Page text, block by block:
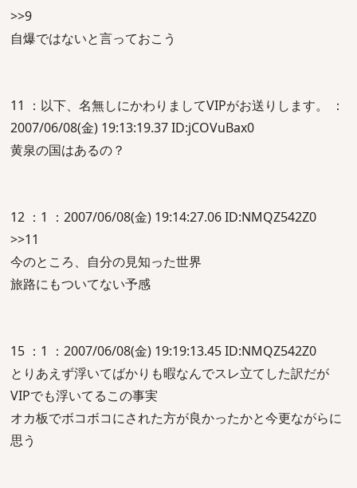
>>9
自爆ではないと言っておこう
11 ：以下、名無しにかわりましてVIPがお送りします。 ：
2007/06/08(金) 19:13:19.37 ID:jCOVuBax0
黄泉の国はあるの？
12 ：1 ：2007/06/08(金) 19:14:27.06 ID:NMQZ542Z0
>>11
今のところ、自分の見知った世界
旅路にもついてない予感
15 ：1 ：2007/06/08(金) 19:19:13.45 ID:NMQZ542Z0
とりあえず浮いてばかりも暇なんでスレ立てした訳だが
VIPでも浮いてるこの事実
オカ板でボコボコにされた方が良かったかと今更ながらに
思う